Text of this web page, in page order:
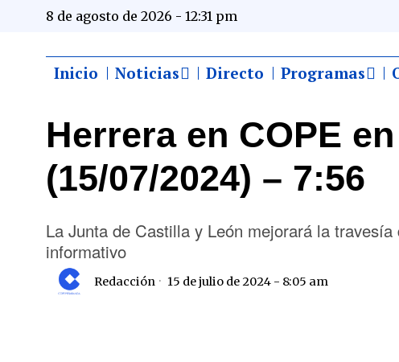
8 de agosto de 2026 - 12:31 pm
Inicio Noticias Directo Programas
Herrera en COPE
(15/07/2024) – 7:56
La Junta de Castilla y León mejorará la
informativo
Redacción 15 de julio de 2024 - 8:05 am